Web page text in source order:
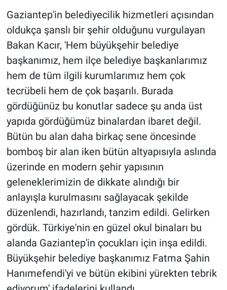
Gaziantep'in belediyecilik hizmetleri açısından
oldukça şanslı bir şehir olduğunu vurgulayan
Bakan Kacır, 'Hem büyükşehir belediye
başkanımız, hem ilçe belediye başkanlarımız
hem de tüm ilgili kurumlarımız hem çok
tecrübeli hem de çok başarılı. Burada
gördüğünüz bu konutlar sadece şu anda üst
yapıda gördüğümüz binalardan ibaret değil.
Bütün bu alan daha birkaç sene öncesinde
bomboş bir alan iken bütün altyapısıyla aslında
üzerinde en modern şehir yapısının
geleneklerimizin de dikkate alındığı bir
anlayışla kurulmasını sağlayacak şekilde
düzenlendi, hazırlandı, tanzim edildi. Gelirken
gördük. Türkiye'nin en güzel okul binaları bu
alanda Gaziantep'in çocukları için inşa edildi.
Büyükşehir belediye başkanımız Fatma Şahin
Hanımefendi'yi ve bütün ekibini yürekten tebrik